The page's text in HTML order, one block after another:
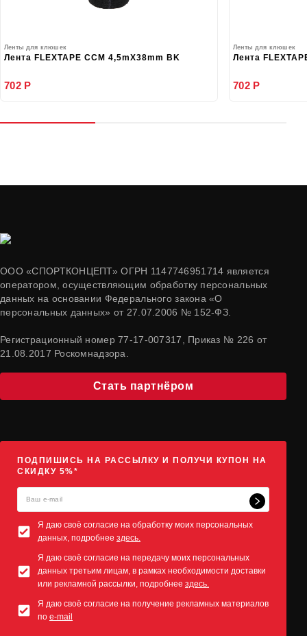
Ленты для клюшек
Лента FLEXTAPE CCM 4,5mX38mm BK
702 Р
Ленты для клюшек
Лента
702 Р
ООО «СПОРТКОНЦЕПТ» ОГРН 1147746951714 является
оператором, осуществляющим обработку персональных
данных на основании Федерального закона «О
персональных данных» от 27.07.2006 № 152-ФЗ.
Регистрационный номер 77-17-007317, Приказ № 226 от
21.08.2017 Роскомнадзора.
Стать партнёром
ПОДПИШИСЬ НА РАССЫЛКУ И ПОЛУЧИ КУПОН НА
СКИДКУ 5%*
Я даю своё согласие на обработку моих персональных
данных, подробнее здесь.
Я даю своё согласие на передачу моих персональных
данных третьим лицам, в рамках необходимости доставки
или рекламной рассылки, подробнее здесь.
Я даю своё согласие на получение рекламных материалов
по e-mail